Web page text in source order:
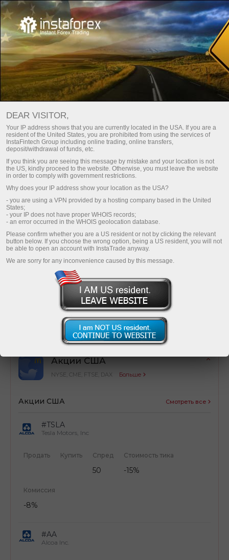
Savdo uslubingizga mos bonusni
tanlang!
Depozitga 100% gacha va foydani erkin yechib olish
Olish
Оптимизация затрат
Простой расчет торговых затрат от сделок
Акции США
NYSE, CME, FTSE, DAX Больше
Акции США Смотреть все
#TSLA
Tesla Motors, Inc
Продать Купить Спред
50
Стоимость тика
-15%
Комиссия
-8%
#AA
Alcoa Inc.
DEAR VISITOR,
Your IP address shows that you are currently located in the USA. If you are a
resident of the United States, you are prohibited from using the services of
InstaFintech Group including online trading, online transfers,
deposit/withdrawal of funds, etc.
If you think you are seeing this message by mistake and your location is not
the US, kindly proceed to the website. Otherwise, you must leave the website
in order to comply with government restrictions.
Why does your IP address show your location as the USA?
- you are using a VPN provided by a hosting company based in the United
States;
- your IP does not have proper WHOIS records;
- an error occurred in the WHOIS geolocation database.
Please confirm whether you are a US resident or not by clicking the relevant
button below. If you choose the wrong option, being a US resident, you will not
be able to open an account with InstaTrade anyway.
We are sorry for any inconvenience caused by this message.